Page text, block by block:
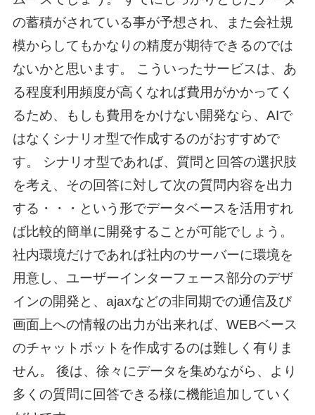
の蓄積がされている事が予想され、また会社規
模からしてもかなりの精度が期待できるのでは
ないかと思います。 こういったサービスは、あ
る程度利用頻度が高くなれば費用がかかってく
るため、もしも費用をかけない開発なら、AIで
はなくシナリオ型で作成するのがおすすめで
す。 シナリオ型であれば、質問と回答の選択肢
を考え、その回答に対して次の質問内容を出力
する・・・という形でデータベースを活用すれ
ば比較的簡単に開発することが可能でしょう。
社内環境だけであれば社内のサーバーに環境を
用意し、ユーザーインターフェース部分のデザ
インの開発と、ajaxなどの非同期での通信及び
画面上への情報の出力が出来れば、WEBベース
のチャットボットを作成するのは難しく有りま
せん。 後は、徐々にデータを集めながら、より
多くの質問に回答できる様に機能追加していく